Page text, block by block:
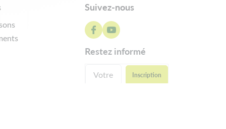
Suivez-nous
restez informé